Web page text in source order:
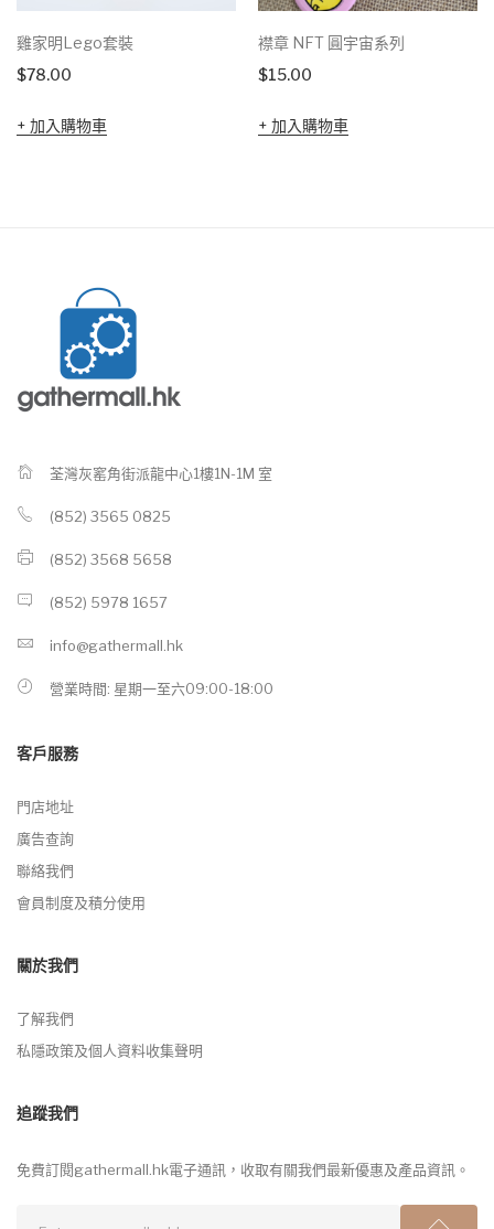
雞家明Lego套裝
$78.00
加入購物車
襟章 NFT 圓宇宙系列
$15.00
加入購物車
荃灣灰窰角街派龍中心1樓1N-1M 室
(852) 3565 0825
(852) 3568 5658
(852) 5978 1657
info@gathermall.hk
營業時間: 星期一至六09:00-18:00
客戶服務
門店地址
廣告查詢
聯絡我們
會員制度及積分使用
關於我們
了解我們
私隱政策及個人資料收集聲明
追蹤我們
免費訂閱gathermall.hk電子通訊，收取有關我們最新優惠及產品資訊。